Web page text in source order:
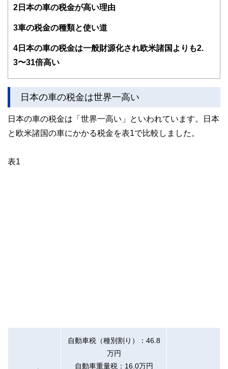
得者を中心に「お金や暮らし」に関する書籍・雑誌の編集経
験者で構成され、企画立案から記事掲載まですべての工程に
護士、税理士、宅地建物取引士、相続診断士、住宅ローンア
ドバイザー、DCプランナー、公認会計士、社会保険労務
士、行政書士、投資アナリスト、キャリアコンサルタントな
をわかりやすく発信している点です。
執筆者・監修者による執筆体制を築くことで、内容のわかり
やすさはもちろんのこと、読み応えのあるコンテンツと確か
な情報発信を実現しています。
2 日本の車の税金が高い理由
3車の税金の種類と使い道
4 日本の車の税金は一般財源化され欧米諸国よりも2.
3〜31倍高い
日本の車の税金は世界一高い
日本の車の税金は「世界一高い」といわれています。日本
と欧米諸国の車にかかる税金を表1で比較しました。
表1
自動車税（種別割り）：46.8
万円
自動車重量税：16.0万円